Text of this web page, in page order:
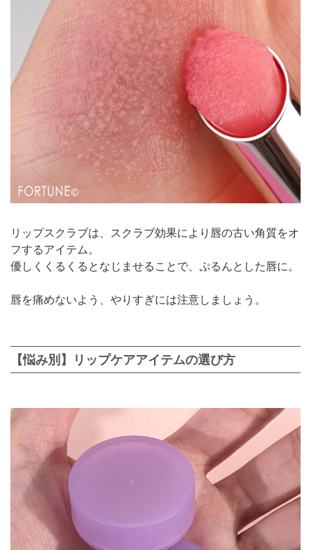
リップスクラブは、スクラブ効果により唇の古い角質をオ
フするアイテム。
優しくくるくるとなじませることで、ぷるんとした唇に。
唇を痛めないよう、やりすぎには注意しましょう。
【悩み別】リップケアアイテムの選び方